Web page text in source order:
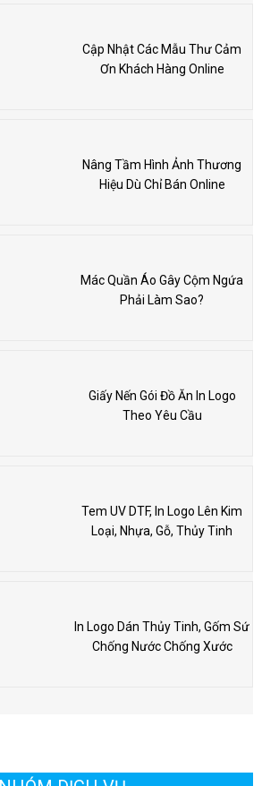
Cập Nhật Các Mẫu Thư Cảm
Ơn Khách Hàng Online
Nâng Tầm Hình Ảnh Thương
Hiệu Dù Chỉ Bán Online
Mác Quần Áo Gây Cộm Ngứa
Phải Làm Sao?
Giấy Nến Gói Đồ Ăn In Logo
Theo Yêu Cầu
Tem UV DTF, In Logo Lên Kim
Loại, Nhựa, Gỗ, Thủy Tinh
In Logo Dán Thủy Tinh, Gốm Sứ
Chống Nước Chống Xước